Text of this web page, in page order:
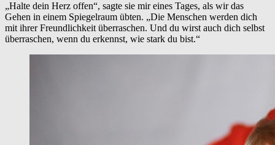
„Halte dein Herz offen“, sagte sie mir eines Tages, als wir das
Gehen in einem Spiegelraum übten. „Die Menschen werden dich
mit ihrer Freundlichkeit überraschen. Und du wirst auch dich selbst
überraschen, wenn du erkennst, wie stark du bist.“